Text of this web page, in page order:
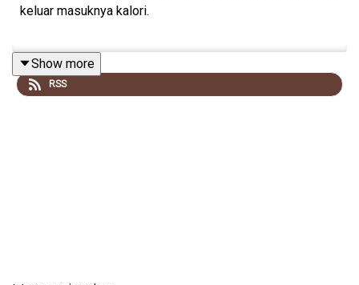
keluar masuknya kalori.
Yuk, dengerin episode ini biar kamu ga terlena dengan
ilusi defisit kaloriIngin pembahasan yang lebih dalam
Show more
RSS